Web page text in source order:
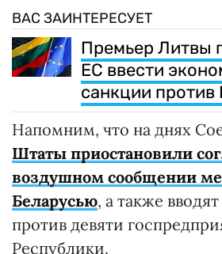
ВАС ЗАИНТЕРЕСУЕТ
Премьер Литвы
ЕС ввести
санкции против
Напомним, что на днях
Штаты приостановили
воздушном сообщении
Беларусью, а также
против девяти
Республики.